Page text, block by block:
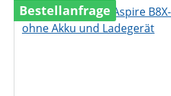
Bestellanfrage